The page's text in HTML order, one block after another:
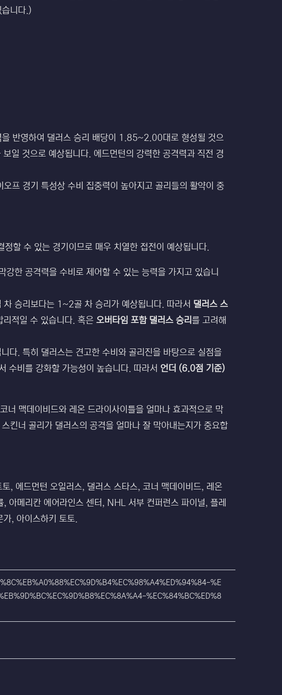
니다.)
반영하여 댈러스 승리 배당이 1.85~2.00대로 형성될 것으
일 것으로 예상됩니다. 에드먼턴의 강력한 공격력과 직전 경
프 경기 특성상 수비 집중력이 높아지고 골리들의 활약이 중
할 수 있는 경기이므로 매우 치열한 접전이 예상됩니다.
한 공격력을 수비로 제어할 수 있는 능력을 가지고 있습니
승리보다는 1~2골 차 승리가 예상됩니다. 따라서 댈러스 스
리적일 수 있습니다. 혹은 오버타임 포함 댈러스 승리를 고려해
다. 특히 댈러스는 견고한 수비와 골리진을 바탕으로 실점을
수비를 강화할 가능성이 높습니다. 따라서 언더 (6.0점 기준)
너 맥데이비드와 레온 드라이사이틀을 얼마나 효과적으로 막
킨너 골리가 댈러스의 공격을 얼마나 잘 막아내는지가 중요합
에드먼턴 오일러스, 댈러스 스타스, 코너 맥데이비드, 레온
메리칸 에어라인스 센터, NHL 서부 컨퍼런스 파이널, 플레
, 아이스하키 토토.
%E
%EC%84%BC%ED%8